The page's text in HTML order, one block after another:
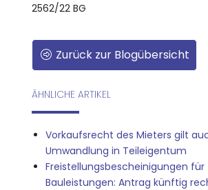
2562/22 BG
Zurück zur Blogübersicht
ÄHNLICHE ARTIKEL
Vorkaufsrecht des Mieters gilt
Umwandlung in Teileigentum
Freistellungsbescheinigungen für
Bauleistungen: Antrag künftig